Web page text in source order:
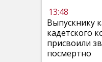
13:48
Выпускнику
кадетского
присвоили
посмертно